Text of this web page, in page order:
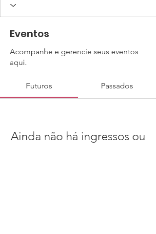
Eventos
Acompanhe e gerencie seus eventos
aqui.
Futuros Passados
Ainda não há ingressos ou